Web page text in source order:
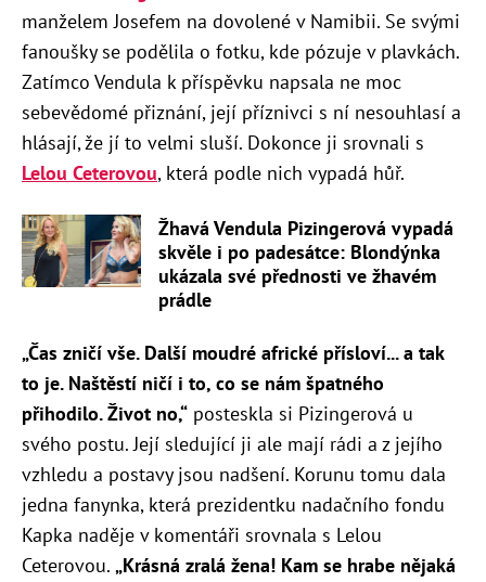
manželem Josefem na dovolené v Namibii. Se svými
fanoušky se podělila o fotku, kde pózuje v plavkách.
Zatímco Vendula k příspěvku napsala ne moc
sebevědomé přiznání, její příznivci s ní nesouhlasí a
hlásají, že jí to velmi sluší. Dokonce ji srovnali s
Lelou Ceterovou, která podle nich vypadá hůř.
Žhavá Vendula Pizingerová vypadá
skvěle i po padesátce: Blondýnka
ukázala své přednosti ve žhavém
prádle
„Čas zničí vše. Další moudré africké přísloví... a tak
to je. Naštěstí ničí i to, co se nám špatného
přihodilo. Život no,“ posteskla si Pizingerová u
svého postu. Její sledující ji ale mají rádi a z jejího
vzhledu a postavy jsou nadšení. Korunu tomu dala
jedna fanynka, která prezidentku nadačního fondu
Kapka naděje v komentáři srovnala s Lelou
Ceterovou. „Krásná zralá žena! Kam se hrabe nějaká